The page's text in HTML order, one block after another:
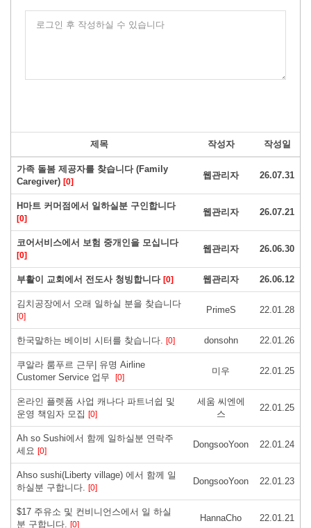
로그인 후 작성하실 수 있습니다
제목 작성자 작성일
가족 돌봄 제공자를 찾습니다 (Family
Caregiver) [0]
웹관리자 26.07.31
H마트 커머점에서 일하실분 구인합니다
[0]
웹관리자 26.07.21
코어서비스에서 보험 중개인을 모십니다
[0]
웹관리자 26.06.30
부활이 교회에서 전도사 청빙합니다 [0] 웹관리자 26.06.12
김치공장에서 오래 일하실 분을 찾습니다
[0]
PrimeS 22.01.28
한국말하는 베이비 시터를 찾습니다. [0] donsohn 22.01.26
쿠알라 룸푸르 근무| 유명 Airline
Customer Service 업무 [0]
미우 22.01.25
온라인 플렛폼 사업 캐나다 파트너쉽 및
운영 책임자 모집 [0]
세움 씨엔에
스
22.01.25
Ah so Sushi에서 함께 일하실분 연락주
세요 [0]
DongsooYoon 22.01.24
Ahso sushi(Liberty village) 에서 함께 일
하실분 구합니다. [0]
DongsooYoon 22.01.23
$17 주유소 및 컨비니언스에서 일 하실
분 구합니다. [0]
HannaCho 22.01.21